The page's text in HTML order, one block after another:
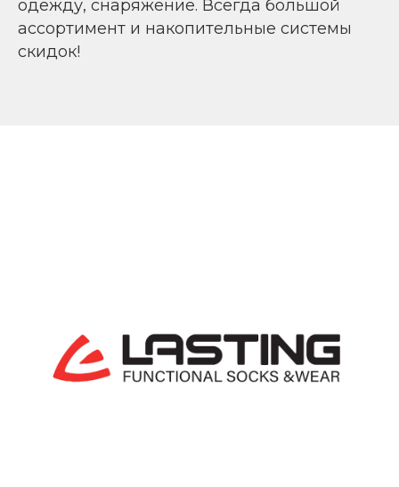
одежду, снаряжение. Всегда большой
ассортимент и накопительные системы
скидок!